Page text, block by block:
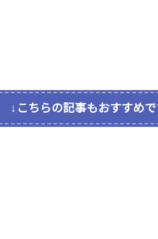
↓こちらの記事もおすすめで